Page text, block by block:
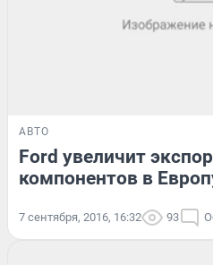
АВТО
Ford увеличит
компонентов в
7 сентября, 2016, 16:32 93